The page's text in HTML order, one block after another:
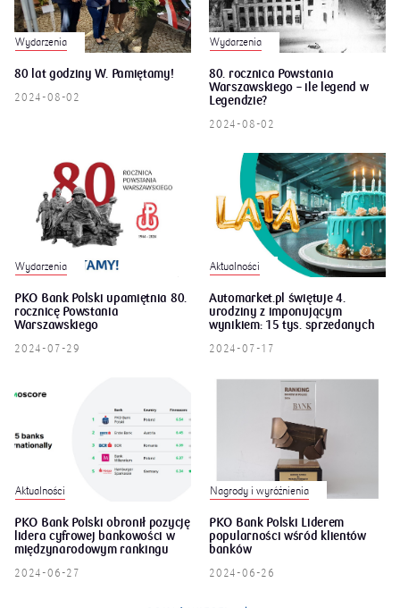
Wydarzenia
80 lat godziny W. Pamiętamy!
2024-08-02
Wydarzenia
80. rocznica Powstania
Warszawskiego – ile legend w
Legendzie?
2024-08-02
Wydarzenia
PKO Bank Polski upamiętnia 80.
rocznicę Powstania
Warszawskiego
2024-07-29
Aktualności
Automarket.pl świętuje 4.
urodziny z imponującym
wynikiem: 15 tys. sprzedanych
2024-07-17
Aktualności
PKO Bank Polski obronił pozycję
lidera cyfrowej bankowości w
międzynarodowym rankingu
2024-06-27
Nagrody i wyróżnienia
PKO Bank Polski Liderem
popularności wśród klientów
banków
2024-06-26